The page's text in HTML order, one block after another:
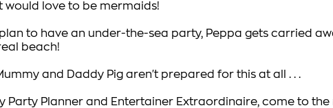
would love to be mermaids!
to have an under-the-sea party, Peppa gets carried
beach!
and Daddy Pig aren't prepared for this at all . . .
Party Planner and Entertainer Extraordinaire, come to the